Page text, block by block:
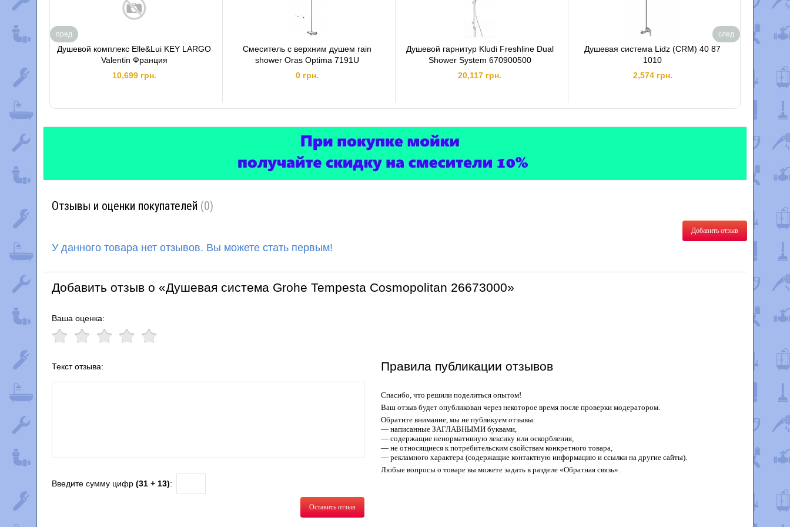
- плавность хода рычага. GROHE Inner WaterGuide - предотвращение нагрева
поверхности лейки. GROHE DripStop - не протекает ручной душ после прекращения
Душевой комплекс Elle&Lui KEY LARGO
Valentin Франция
10,699 грн.
Смеситель с верхним душем rain
shower Oras Optima 7191U
0 грн.
Душевой гарнитур Kludi Freshline Dual
Shower System 670900500
20,117 грн.
Душевая система Lidz (CRM) 40 87
1010
2,574 грн.
пред след
Отзывы и оценки покупателей (0)
Добавить отзыв
У данного товара нет отзывов. Вы можете стать первым!
Добавить отзыв о «Душевая система Grohe Tempesta Cosmopolitan 26673000»
Ваша оценка:
Текст отзыва:
Введите сумму цифр (31 + 13):
Оставить отзыв
Правила публикации отзывов
Спасибо, что решили поделиться опытом!
Ваш отзыв будет опубликован через некоторое время после проверки модератором.
Обратите внимание, мы не публикуем отзывы:
— написанные ЗАГЛАВНЫМИ буквами,
— содержащие ненормативную лексику или оскорбления,
— не относящиеся к потребительским свойствам конкретного товара,
— рекламного характера (содержащие контактную информацию и ссылки на другие сайты).
Любые вопросы о товаре вы можете задать в разделе «Обратная связь».